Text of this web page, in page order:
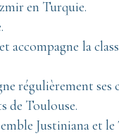
en Turquie.
accompagne la
régulièrement ses
de Toulouse.
Justiniana et